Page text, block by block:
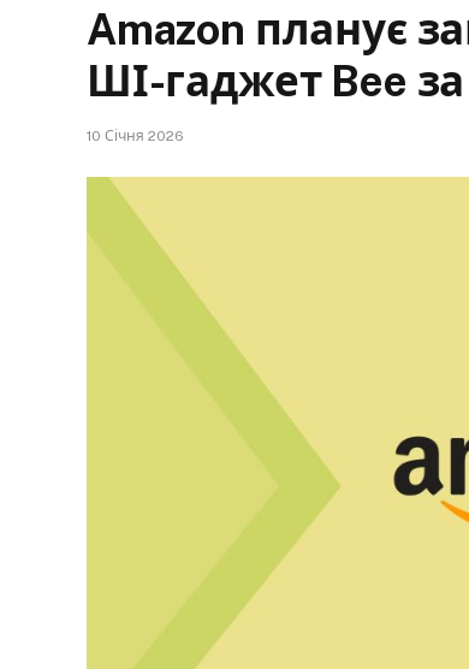
Amazon планує
ШІ-гаджет Bee
10 Січня 2026